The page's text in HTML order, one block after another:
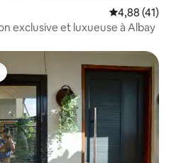
Note
4,88 (41)
exclusive et luxueuse à Albay